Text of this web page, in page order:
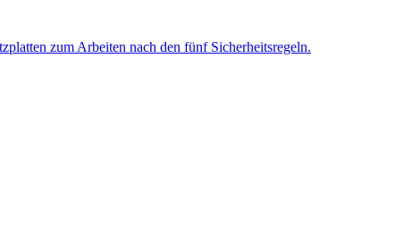
zum Arbeiten nach den fünf Sicherheitsregeln.